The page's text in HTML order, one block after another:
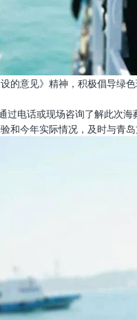
的意见》精神，积极倡导
过电话或现场咨询了解此次
和今年实际情况，及时与青